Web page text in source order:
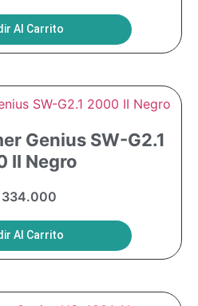
Al Carrito
Genius SW-G2.1
II Negro
Al Carrito